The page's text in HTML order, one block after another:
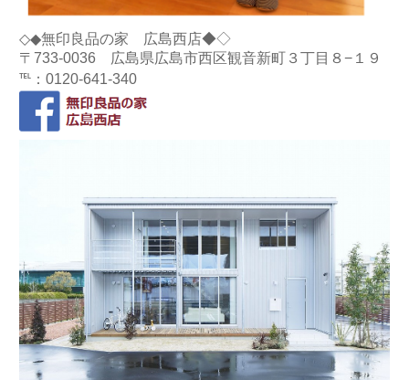
◇◆無印良品の家 広島西店◆◇
〒733-0036 広島県広島市西区観音新町３丁目８−１９
℡：0120-641-340